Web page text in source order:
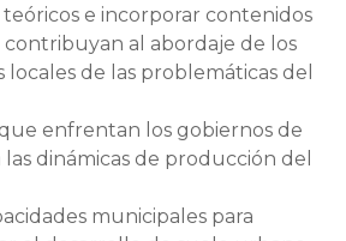
teóricos e incorporar contenidos
al abordaje de los
de las problemáticas del
que enfrentan los gobiernos de
dinámicas de producción del
municipales para